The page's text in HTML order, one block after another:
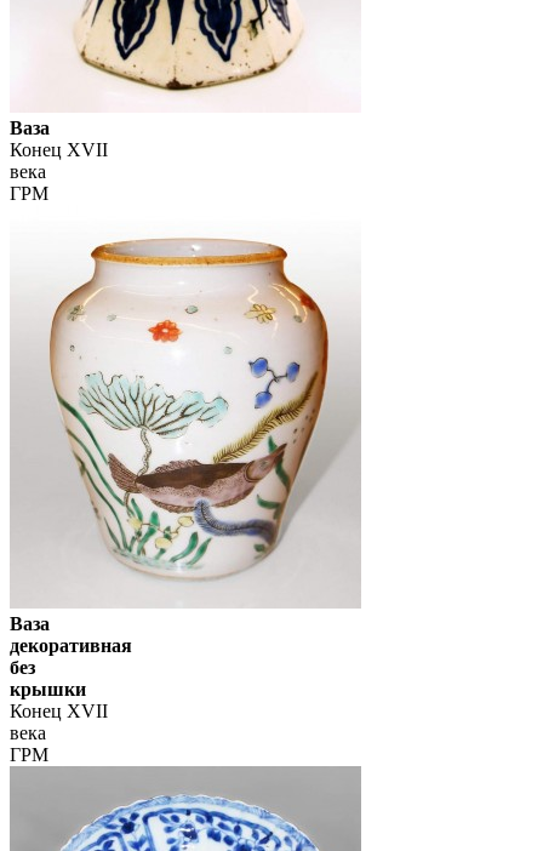
Ваза
Конец XVII
века
ГРМ
Ваза
декоративная
без
крышки
Конец XVII
века
ГРМ